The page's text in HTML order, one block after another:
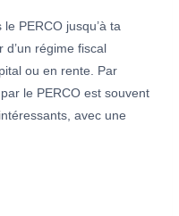
PERCO jusqu’à ta
régime fiscal
ou en rente. Par
le PERCO est souvent
avec une